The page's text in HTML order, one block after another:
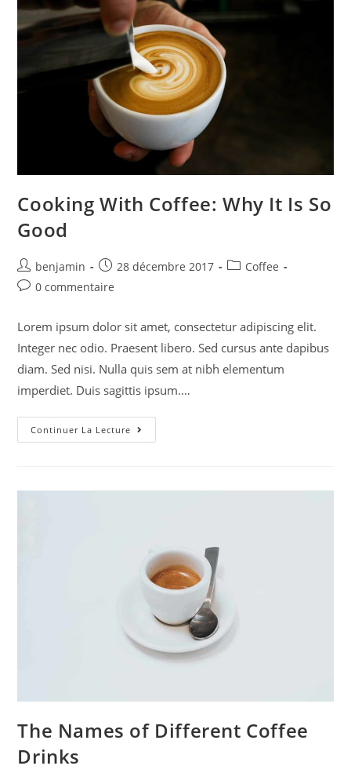
Cooking With Coffee: Why It Is So
Good
benjamin 28 décembre 2017
Coffee
0 commentaire
Lorem ipsum dolor sit amet, consectetur adipiscing elit.
Integer nec odio. Praesent libero. Sed cursus ante dapibus
diam. Sed nisi. Nulla quis sem at nibh elementum
imperdiet. Duis sagittis ipsum.…
Continuer La Lecture
The Names of Different Coffee
Drinks